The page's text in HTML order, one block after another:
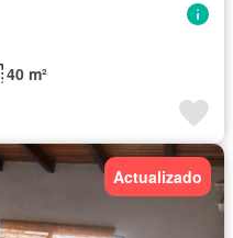
40 m²
Actualizado